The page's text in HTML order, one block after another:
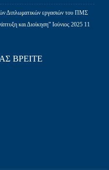
Διπλωματικών εργασιών του ΠΜΣ
και Διοίκηση” Ιούνιος 2025 11
ΒΡΕΊΤΕ